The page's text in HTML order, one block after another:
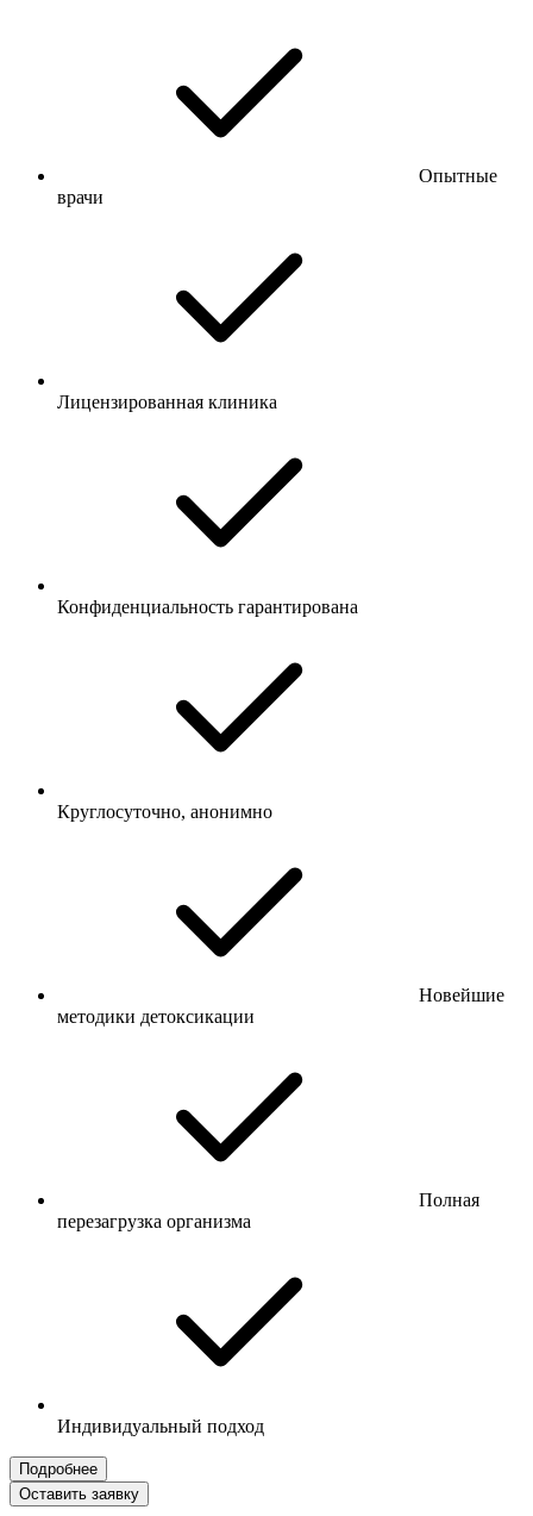
Опытные
врачи
Лицензированная клиника
Конфиденциальность гарантирована
Круглосуточно, анонимно
Новейшие
методики детоксикации
Полная
перезагрузка организма
Индивидуальный подход
Подробнее
Оставить заявку